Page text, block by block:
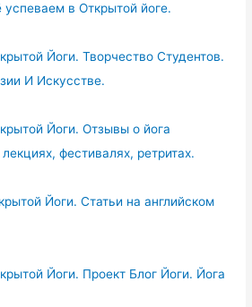
в Открытой йоге.
Йоги. Творчество Студентов.
И Искусстве.
Йоги. Отзывы о йога
фестивалях, ретритах.
Йоги. Статьи на английском
Йоги. Проект Блог Йоги. Йога